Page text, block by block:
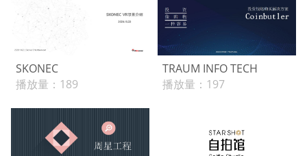
SKONEC
播放量： 189
TRAUM INFO TECH
播放量： 197